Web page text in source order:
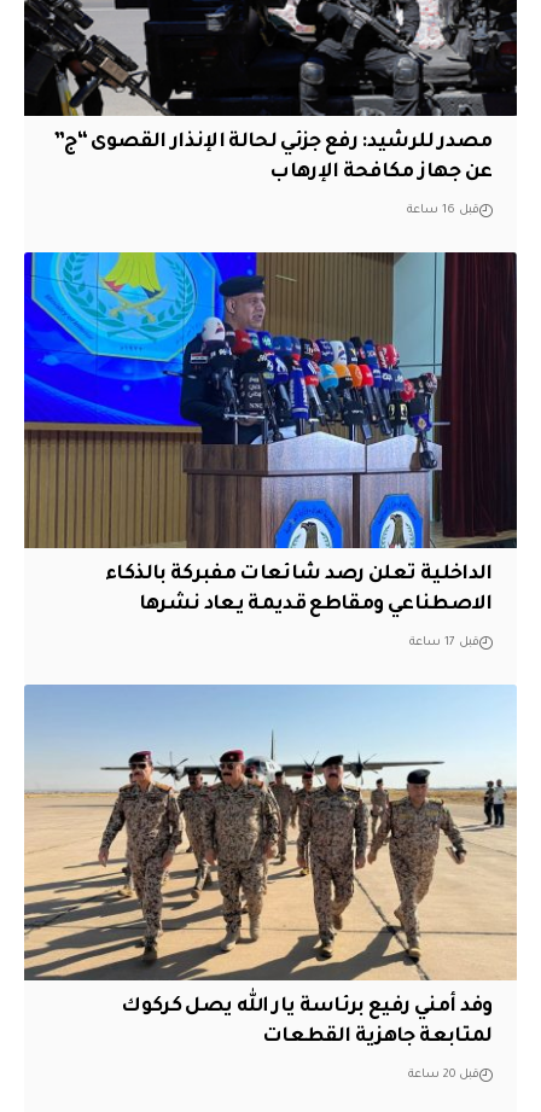
مصدر للرشيد: رفع جزئي لحالة الإنذار القصوى “ج”
عن جهاز مكافحة الإرهاب
قبل 16 ساعة
الداخلية تعلن رصد شائعات مفبركة بالذكاء
الاصطناعي ومقاطع قديمة يعاد نشرها
قبل 17 ساعة
وفد أمني رفيع برئاسة يار الله يصل كركوك
لمتابعة جاهزية القطعات
قبل 20 ساعة